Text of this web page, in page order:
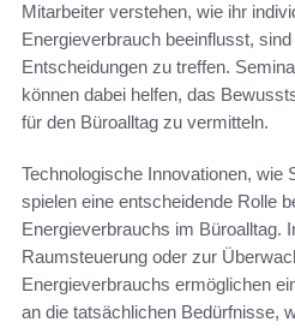
Mitarbeiter verstehen, wie ihr
Energieverbrauch beeinflusst,
Entscheidungen zu treffen.
können dabei helfen, das
für den Büroalltag zu vermitteln.
Technologische Innovationen, wie
spielen eine entscheidende Rolle
Energieverbrauchs im Büroalltag.
Raumsteuerung oder zur
Energieverbrauchs ermöglichen
an die tatsächlichen Bedürfnisse,